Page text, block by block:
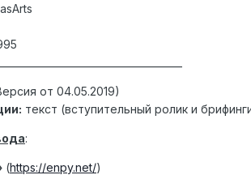
от 04.05.2019)
текст (вступительный ролик и
:
(https://enpy.net/)